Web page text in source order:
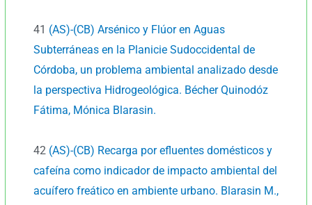
41 (AS)-(CB) Arsénico y Flúor en Aguas
Subterráneas en la Planicie Sudoccidental de
Córdoba, un problema ambiental analizado desde
la perspectiva Hidrogeológica. Bécher Quinodóz
Fátima, Mónica Blarasin.
42 (AS)-(CB) Recarga por efluentes domésticos y
cafeína como indicador de impacto ambiental del
acuífero freático en ambiente urbano. Blarasin M.,